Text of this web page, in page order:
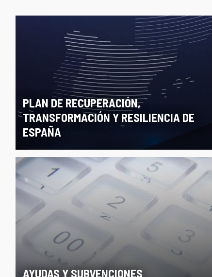
PLAN DE RECUPERACIÓN,
TRANSFORMACIÓN Y RESILIENCIA DE
ESPAÑA
AYUDAS Y SUBVENCIONES